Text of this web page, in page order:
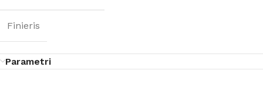
Finieris
Parametri